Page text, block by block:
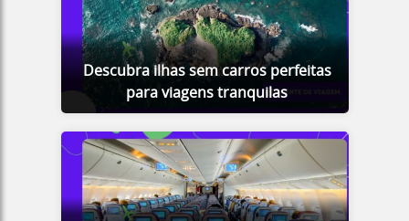
Descubra ilhas sem carros perfeitas
para viagens tranquilas